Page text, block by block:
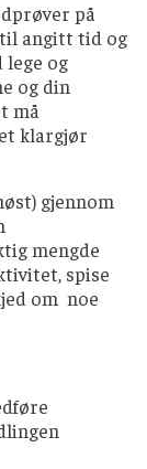
på
angitt tid og
lege og
og din
må
klargjør
gjennom
mengde
spise
om noe